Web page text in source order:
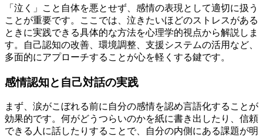
「泣く」こと自体を悪とせず、感情の表現として適切に扱う
ことが重要です。ここでは、泣きたいほどのストレスがある
ときに実践できる具体的な方法を心理学的視点から解説しま
す。自己認知の改善、環境調整、支援システムの活用など、
多面的にアプローチすることが心を軽くする鍵です。
感情認知と自己対話の実践
まず、涙がこぼれる前に自分の感情を認め言語化することが
効果的です。何がどうつらいのかを紙に書き出したり、信頼
できる人に話したりすることで、自分の内側にある課題が明